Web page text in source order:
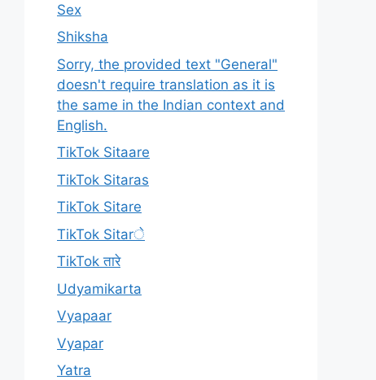
Sex
Shiksha
Sorry, the provided text "General"
doesn't require translation as it is
the same in the Indian context and
English.
TikTok Sitaare
TikTok Sitaras
TikTok Sitare
TikTok Sitarे
TikTok तारे
Udyamikarta
Vyapaar
Vyapar
Yatra